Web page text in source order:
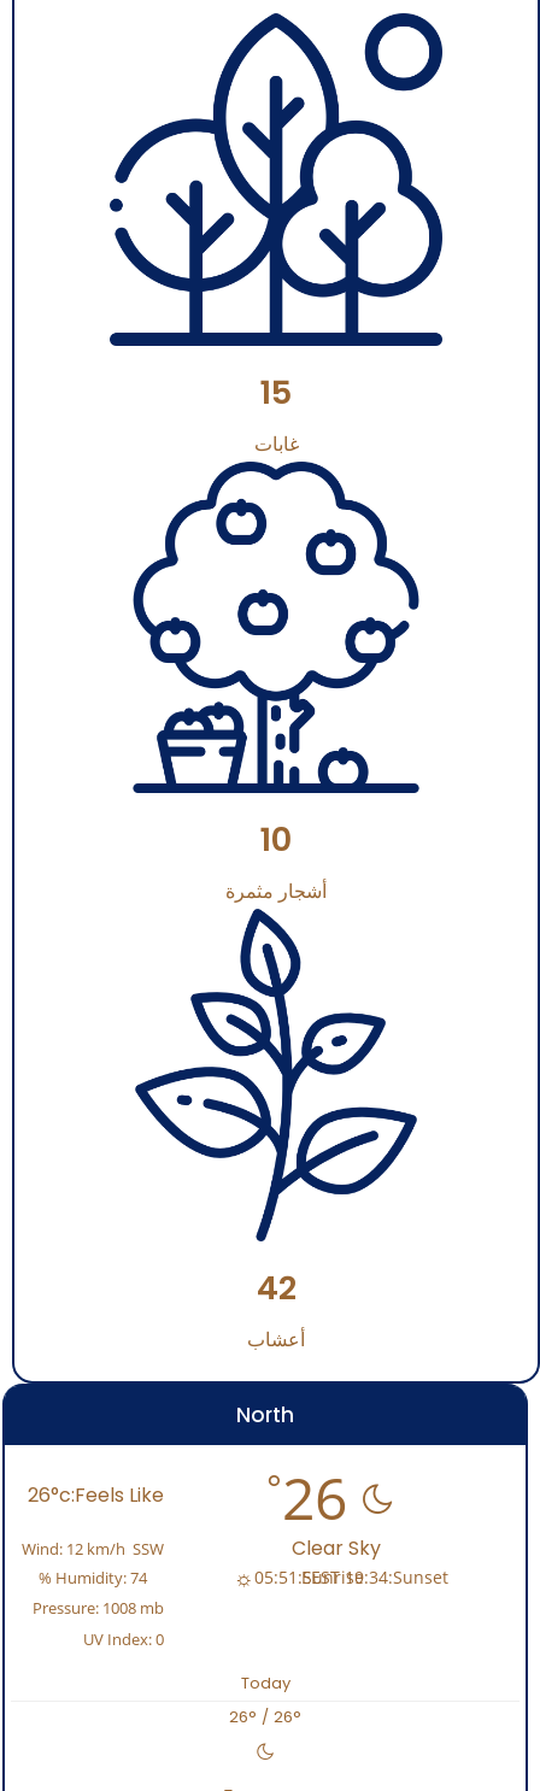
15
غابات
10
أشجار مثمرة
42
أعشاب
North
26
26
Clear Sky
Humidity:74 %
Pressure: 1008 mb
Wind: 12 km/h SSW
UV Index:0
Sunrise:
05:51 Sunset:
19:34
Today
26° / 26°